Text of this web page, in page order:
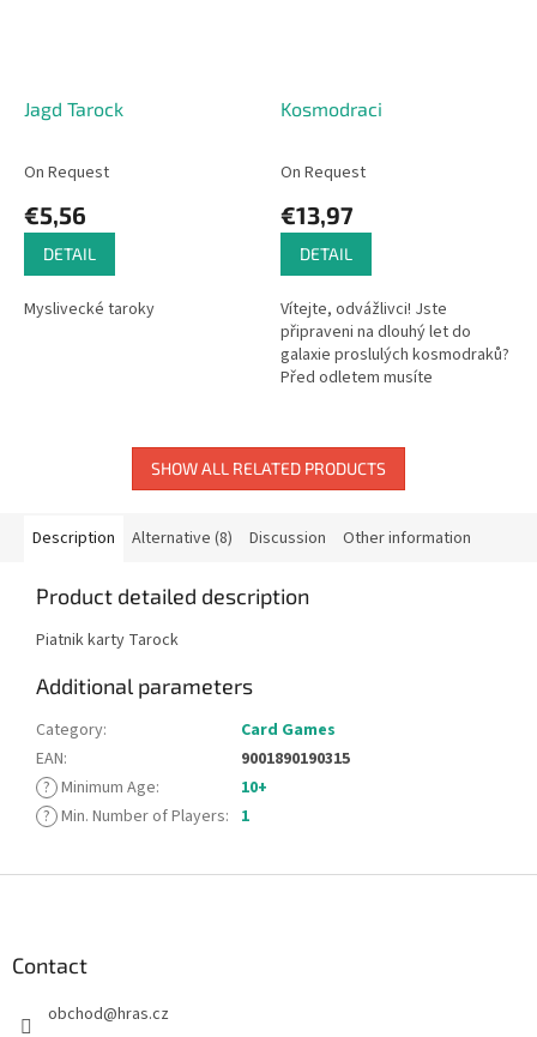
Jagd Tarock
On Request
€5,56
DETAIL
Myslivecké taroky
Kosmodraci
On Request
€13,97
DETAIL
Vítejte, odvážlivci! Jste
připraveni na dlouhý let do
galaxie proslulých kosmodraků?
Před odletem musíte
rozkazy jí...
SHOW ALL RELATED PRODUCTS
Description Alternative (8) Discussion Other information
Product detailed description
Piatnik karty Tarock
Additional parameters
Category:
Card Games
EAN:
9001890190315
? Minimum Age:
10+
? Min. Number of Players: 1
Contact
obchod@hras.cz